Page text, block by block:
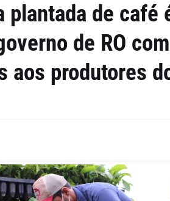
plantada de café
de RO
aos produtores